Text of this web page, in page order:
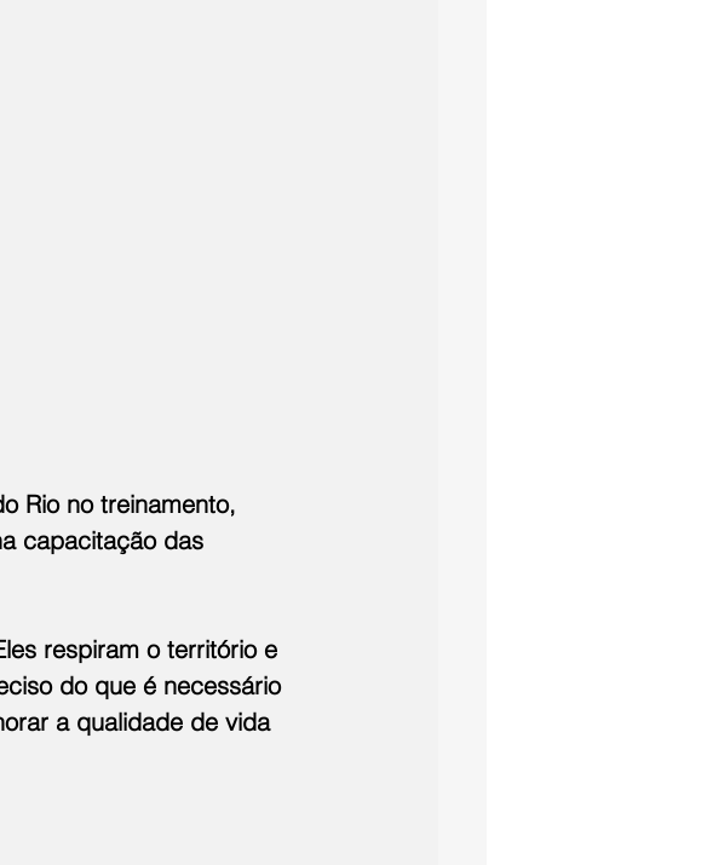
Rio no treinamento,
capacitação das
respiram o território e
do que é necessário
a qualidade de vida